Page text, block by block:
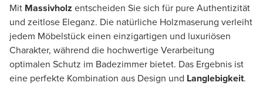
Mit Massivholz entscheiden Sie sich für pure Authentizität
und zeitlose Eleganz. Die natürliche Holzmaserung verleiht
jedem Möbelstück einen einzigartigen und luxuriösen
Charakter, während die hochwertige Verarbeitung
optimalen Schutz im Badezimmer bietet. Das Ergebnis ist
eine perfekte Kombination aus Design und Langlebigkeit.